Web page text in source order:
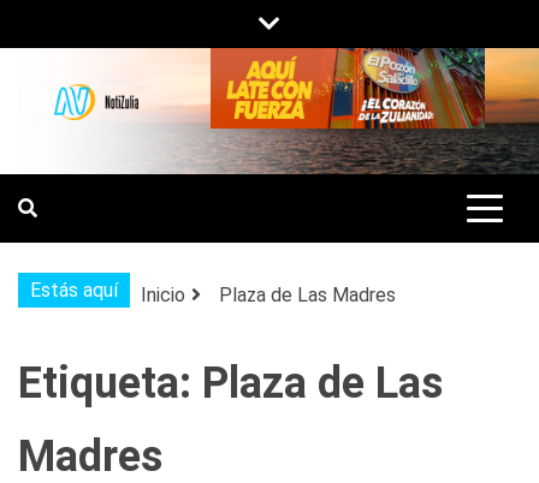
al
contenido
NOTIZULIA
NOTICIAS DEL ZULIA, VENEZUELA Y
DE INTERÉS GENERAL.
Estás aquí Inicio Plaza de Las Madres
Etiqueta: Plaza de Las
Madres